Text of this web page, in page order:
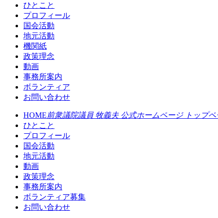
ひとこと
プロフィール
国会活動
地元活動
機関紙
政策理念
動画
事務所案内
ボランティア
お問い合わせ
HOME前衆議院議員 牧義夫 公式ホームページ トップペ
ひとこと
プロフィール
国会活動
地元活動
動画
政策理念
事務所案内
ボランティア募集
お問い合わせ